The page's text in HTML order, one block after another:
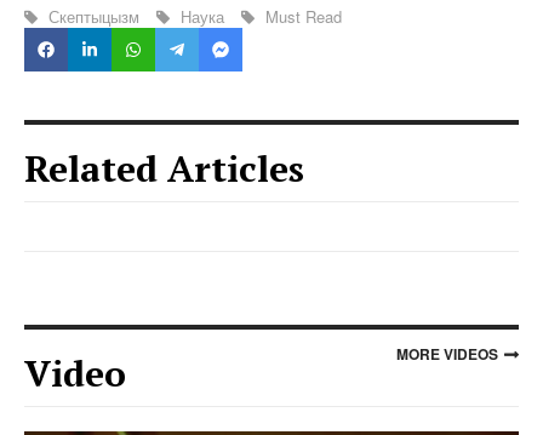
Скептыцызм Наука Must Read
Related Articles
Video MORE VIDEOS